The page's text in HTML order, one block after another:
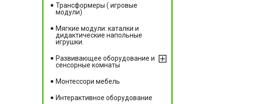
Трансформеры ( игровые
модули)
Мягкие модули: каталки и
дидактические напольные
игрушки.
Развивающее оборудование и
сенсорные комнаты
Монтессори мебель
Интерактивное оборудование